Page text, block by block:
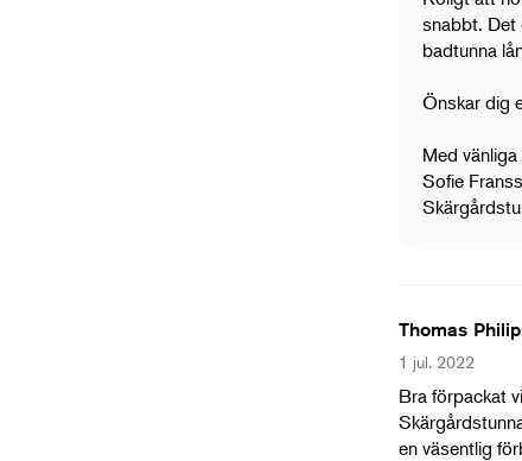
snabbt. Det
badtunna
Önskar dig
Med
Sofie
Thomas
1 jul. 2022
Bra förpackat
en väsentlig